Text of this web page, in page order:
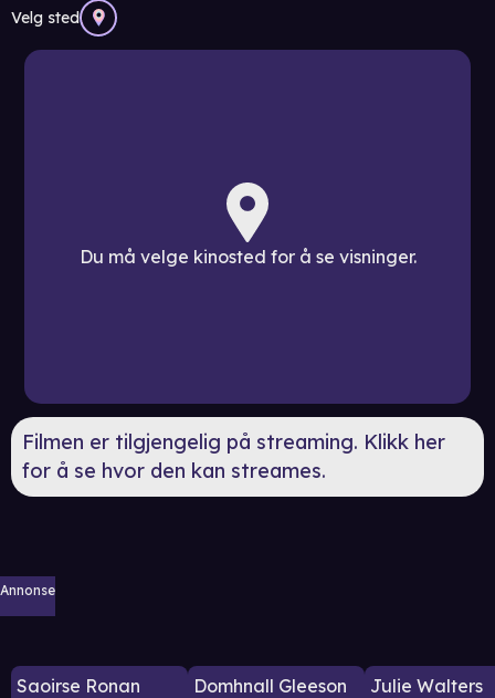
Velg sted
Du må velge kinosted for å se visninger.
Filmen er tilgjengelig på streaming. Klikk her
for å se hvor den kan streames.
Annonse
Saoirse Ronan Domhnall Gleeson Julie Walters